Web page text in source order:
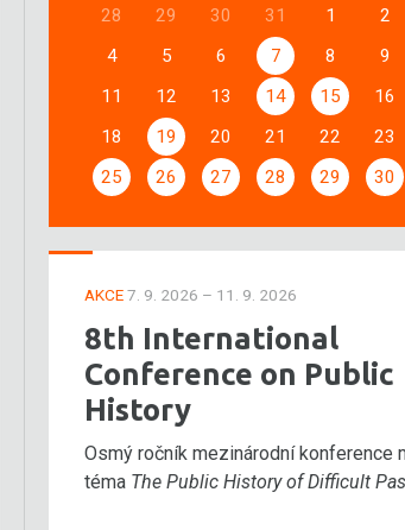
28 29 30 31 1 2
4
5 6 7 8 9
11
12 13 14 15 16
18
19 20 21 22 23
25
26 27 28 29 30
AKCE7. 9. 2026 – 11. 9. 2026
8th International
Conference on Public
History
Osmý ročník mezinárodní konference
téma The Public History of Difficult